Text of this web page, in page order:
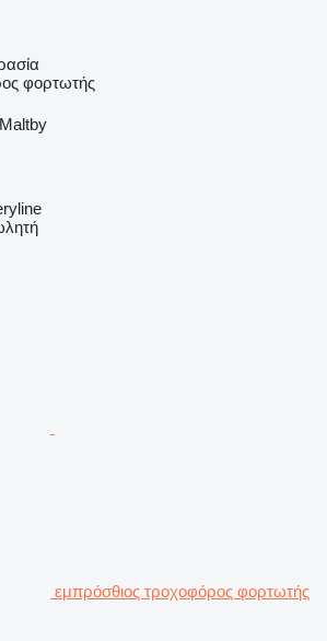
φορτωτής
εμπρόσθιος τροχοφόρος φορτωτής